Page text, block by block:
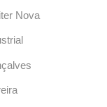
Nova